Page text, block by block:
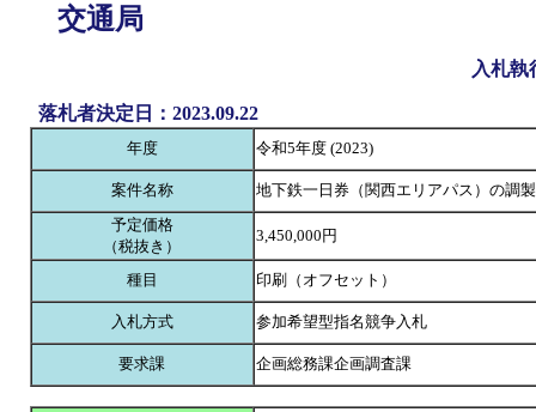
交通局
入札執
落札者決定日：2023.09.22
年度 令和5年度 (2023)
案件名称
地下鉄一日券（関西エリアパス）の調製
予定価格
（税抜き）
3,450,000円
種目 印刷（オフセット）
入札方式 参加希望型指名競争入札
要求課 企画総務課企画調査課